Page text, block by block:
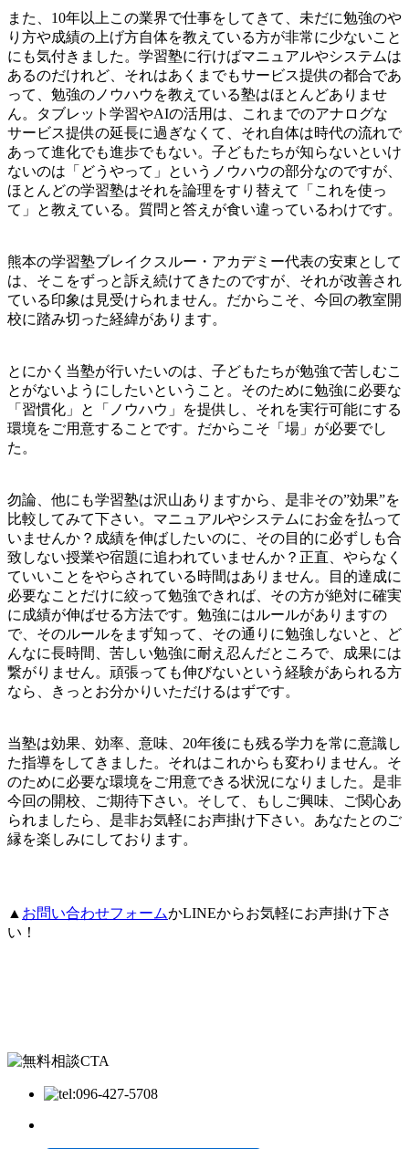
また、10年以上この業界で仕事をしてきて、未だに勉強のや
り方や成績の上げ方自体を教えている方が非常に少ないこと
にも気付きました。学習塾に行けばマニュアルやシステムは
あるのだけれど、それはあくまでもサービス提供の都合であ
って、勉強のノウハウを教えている塾はほとんどありませ
ん。タブレット学習やAIの活用は、これまでのアナログな
サービス提供の延長に過ぎなくて、それ自体は時代の流れで
あって進化でも進歩でもない。子どもたちが知らないといけ
ないのは「どうやって」というノウハウの部分なのですが、
ほとんどの学習塾はそれを論理をすり替えて「これを使っ
て」と教えている。質問と答えが食い違っているわけです。
熊本の学習塾ブレイクスルー・アカデミー代表の安東として
は、そこをずっと訴え続けてきたのですが、それが改善され
ている印象は見受けられません。だからこそ、今回の教室開
校に踏み切った経緯があります。
とにかく当塾が行いたいのは、子どもたちが勉強で苦しむこ
とがないようにしたいということ。そのために勉強に必要な
「習慣化」と「ノウハウ」を提供し、それを実行可能にする
環境をご用意することです。だからこそ「場」が必要でし
た。
勿論、他にも学習塾は沢山ありますから、是非その”効果”を
比較してみて下さい。マニュアルやシステムにお金を払って
いませんか？成績を伸ばしたいのに、その目的に必ずしも合
致しない授業や宿題に追われていませんか？正直、やらなく
ていいことをやらされている時間はありません。目的達成に
必要なことだけに絞って勉強できれば、その方が絶対に確実
に成績が伸ばせる方法です。勉強にはルールがありますの
で、そのルールをまず知って、その通りに勉強しないと、ど
んなに長時間、苦しい勉強に耐え忍んだところで、成果には
繋がりません。頑張っても伸びないという経験があられる方
なら、きっとお分かりいただけるはずです。
当塾は効果、効率、意味、20年後にも残る学力を常に意識し
た指導をしてきました。それはこれからも変わりません。そ
のために必要な環境をご用意できる状況になりました。是非
今回の開校、ご期待下さい。そして、もしご興味、ご関心あ
られましたら、是非お気軽にお声掛け下さい。あなたとのご
縁を楽しみにしております。
▲ お問い合わせフォームかLINEからお気軽にお声掛け下さ
い！